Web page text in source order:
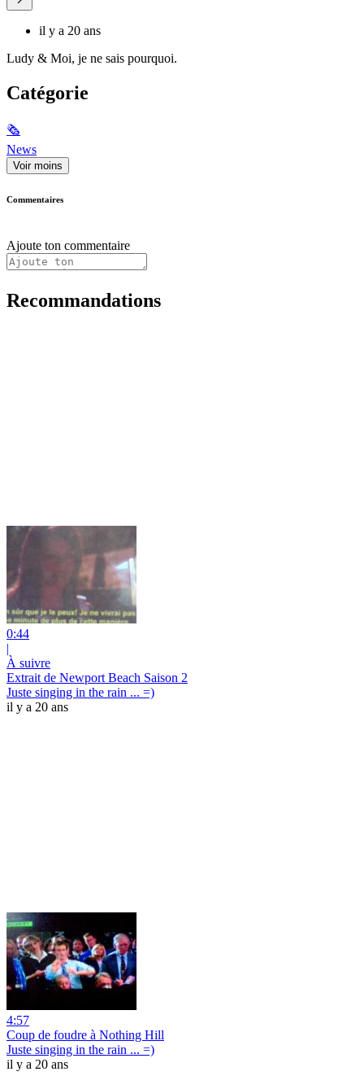
il y a 20 ans
Ludy & Moi, je ne sais pourquoi.
Catégorie
🗞
News
Voir moins
Commentaires
Ajoute ton commentaire
Recommandations
0:44
|
À suivre
Extrait de Newport Beach Saison 2
Juste singing in the rain ... =)
il y a 20 ans
4:57
Coup de foudre à Nothing Hill
Juste singing in the rain ... =)
il y a 20 ans